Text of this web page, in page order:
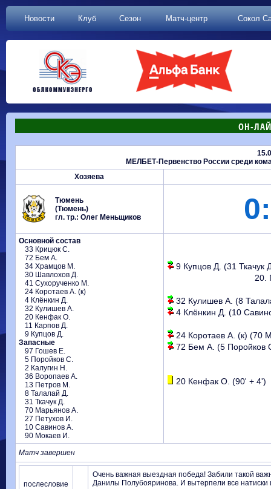
Новости Клуб Сезон Матч-центр Сокол
ОН-
МЕЛБЕТ-Первенство России среди
Хозяева
Тюмень
(Тюмень)
гл. тр.: Олег Меньщиков
Основной состав
33 Крицюк С.
72 Бем А.
34 Храмцов М.
30 Шавлохов Д.
41 Сухорученко М.
24 Коротаев А. (к)
4 Клёнкин Д.
32 Кулишев А.
20 Кенфак О.
11 Карпов Д.
9 Купцов Д.
Запасные
97 Гошев Е.
5 Поройков С.
2 Калугин Н.
36 Воропаев А.
13 Петров М.
8 Талалай Д.
31 Ткачук Д.
70 Марьянов А.
27 Петухов И.
10 Савинов А.
90 Мокаев И.
9 Купцов Д. (31 Ткачук
20.
32 Кулишев А. (8
4 Клёнкин Д. (10
24 Коротаев А. (к) (70
72 Бем А. (5 Поройков
20 Кенфак О. (90' + 4')
Матч завершен
послесловие
Очень важная выездная победа! Забили такой
Данилы Полубояринова. И вытерпели все натиски